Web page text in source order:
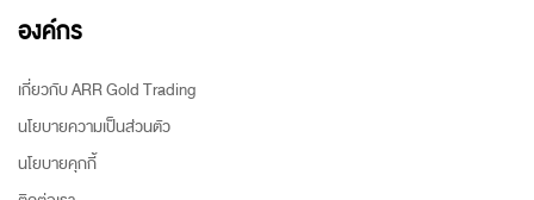
องค์กร
เกี่ยวกับ ARR Gold Trading
นโยบายความเป็นส่วนตัว
นโยบายคุกกี้